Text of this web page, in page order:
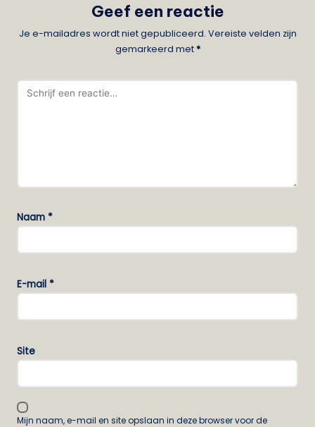
Geef een reactie
Je e-mailadres wordt niet gepubliceerd. Vereiste velden zijn
gemarkeerd met*
Naam *
E-mail *
Site
Mijn naam, e-mail en site opslaan in deze browser voor de